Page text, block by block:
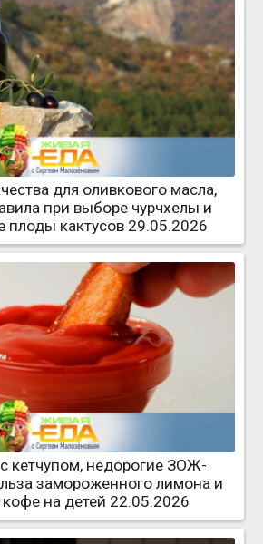
для оливкового масла,
при выборе чурчхелы и
плоды кактусов 29.05.2026
кетчупом, недорогие ЗОЖ-
замороженного лимона и
кофе на детей 22.05.2026